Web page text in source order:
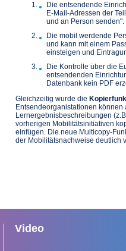
Die entsendende
E-Mail-Adressen der
und an Person senden".
Die mobil werdende
und kann mit einem
einsteigen und
Die Kontrolle über die
entsendenden
Datenbank kein PDF
Gleichzeitig wurde die
Entsendeorganistationen können
Lernergebnisbeschreibungen
vorherigen Mobilitätsinitiativen
einfügen. Die neue Multicopy-
der Mobilitätsnachweise deutlich
Video